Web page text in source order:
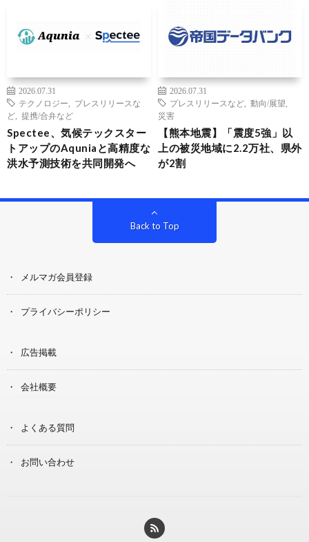
2026.07.31
テクノロジー
プレスリリースな
ど
提携/合弁など
Spectee、気候テックスター
トアップのAquniaと高精度な
洪水予測技術を共同開発へ
2026.07.31
プレスリリースなど
動向/展望
災害
【熊本地震】「震度5強」以
上の被災地域に2.2万社、県外
が2割
Back to Top
メルマガ会員登録
プライバシーポリシー
広告掲載
会社概要
よくある質問
お問い合わせ